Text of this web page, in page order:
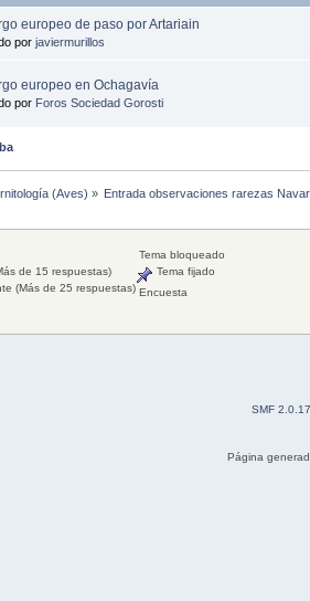
europeo de paso por Artariain
por javiermurillos
europeo en Ochagavía
por Foros Sociedad Gorosti
(Aves) » Entrada observaciones rarezas
de 15 respuestas)
(Más de 25 respuestas)
Tema bloqueado
Tema fijado
Encuesta
SMF 2.0.17
Página